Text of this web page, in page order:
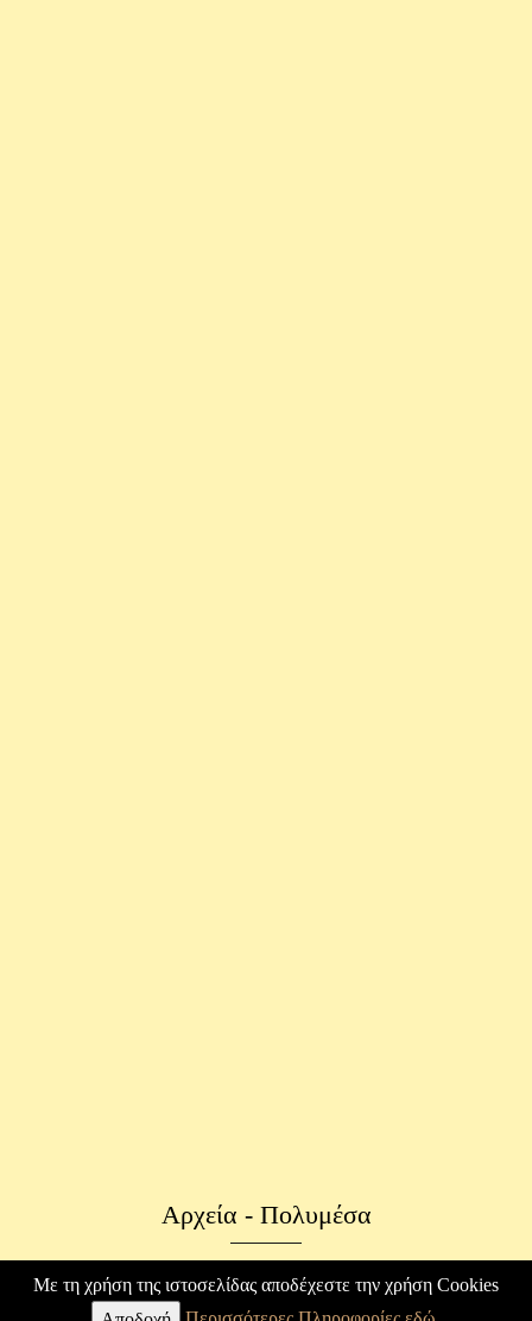
Αρχεία - Πολυμέσα
Φωτογραφικό Αρχείο
Με τη χρήση της ιστοσελίδας αποδέχεστε την χρήση Cookies